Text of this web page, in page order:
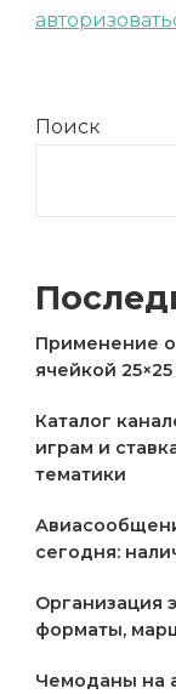
Поиск
Применение
ячейкой
Каталог
играм и
тематики
сегодня:
Организация
форматы,
Чемоданы на